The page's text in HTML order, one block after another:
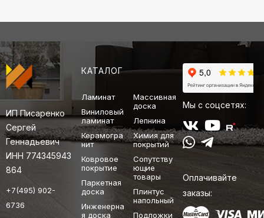
ИП Писаренко
Сергей
Геннадьевич
ИНН 774345943
864
+7(495) 902-
6736
КАТАЛОГ
Ламинат
Виниловый
ламинат
Керамогра
нит
Ковровое
покрытие
Паркетная
доска
Инженерна
я доска
Массивная
доска
Лепнина
Химия для
покрытий
Сопутству
ющие
товары
Плинтус
напольный
Подложки
Мы с соцсетях:
Оплачивайте
заказы: